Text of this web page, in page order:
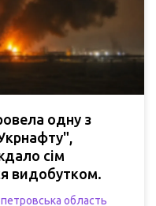
одну з
сім
видобутком.
область